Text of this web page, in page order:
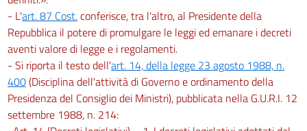
- L'art. 87 Cost.conferisce, tra l'altro, al Presidente della
Repubblica il potere di promulgare le leggi ed emanare i decreti
aventi valore di legge e i regolamenti.
- Si riporta il testo dell'art. 14, della legge 23 agosto 1988, n.
400(Disciplina dell'attività di Governo e ordinamento della
Presidenza del Consiglio dei Ministri), pubblicata nella G.U.R.I. 12
settembre 1988, n. 214: